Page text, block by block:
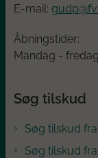
E-mail:
Åbningstider:
Mandag -
Søg tilskud
Søg tilskud
Søg tilskud fra